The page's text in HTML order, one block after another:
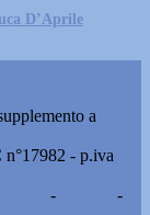
D’Aprile
a
- p.iva
-
-